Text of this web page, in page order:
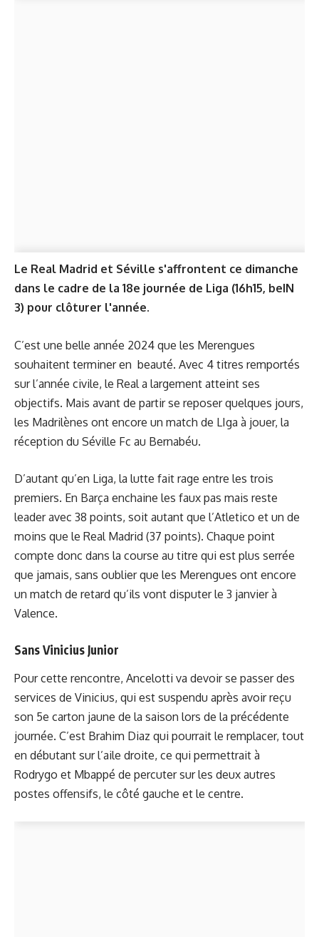
Le Real Madrid et Séville s'affrontent ce dimanche
dans le cadre de la 18e journée de Liga (16h15, beIN
3) pour clôturer l'année.
C’est une belle année 2024 que les Merengues
souhaitent terminer en beauté. Avec 4 titres remportés
sur l’année civile, le Real a largement atteint ses
objectifs. Mais avant de partir se reposer quelques jours,
les Madrilènes ont encore un match de LIga à jouer, la
réception du Séville Fc au Bernabéu.
D’autant qu’en Liga, la lutte fait rage entre les trois
premiers. En Barça enchaine les faux pas mais reste
leader avec 38 points, soit autant que l’Atletico et un de
moins que le Real Madrid (37 points). Chaque point
compte donc dans la course au titre qui est plus serrée
que jamais, sans oublier que les Merengues ont encore
un match de retard qu’ils vont disputer le 3 janvier à
Valence.
Sans Vinicius Junior
Pour cette rencontre, Ancelotti va devoir se passer des
services de Vinicius, qui est suspendu après avoir reçu
son 5e carton jaune de la saison lors de la précédente
journée. C’est Brahim Diaz qui pourrait le remplacer, tout
en débutant sur l’aile droite, ce qui permettrait à
Rodrygo et Mbappé de percuter sur les deux autres
postes offensifs, le côté gauche et le centre.